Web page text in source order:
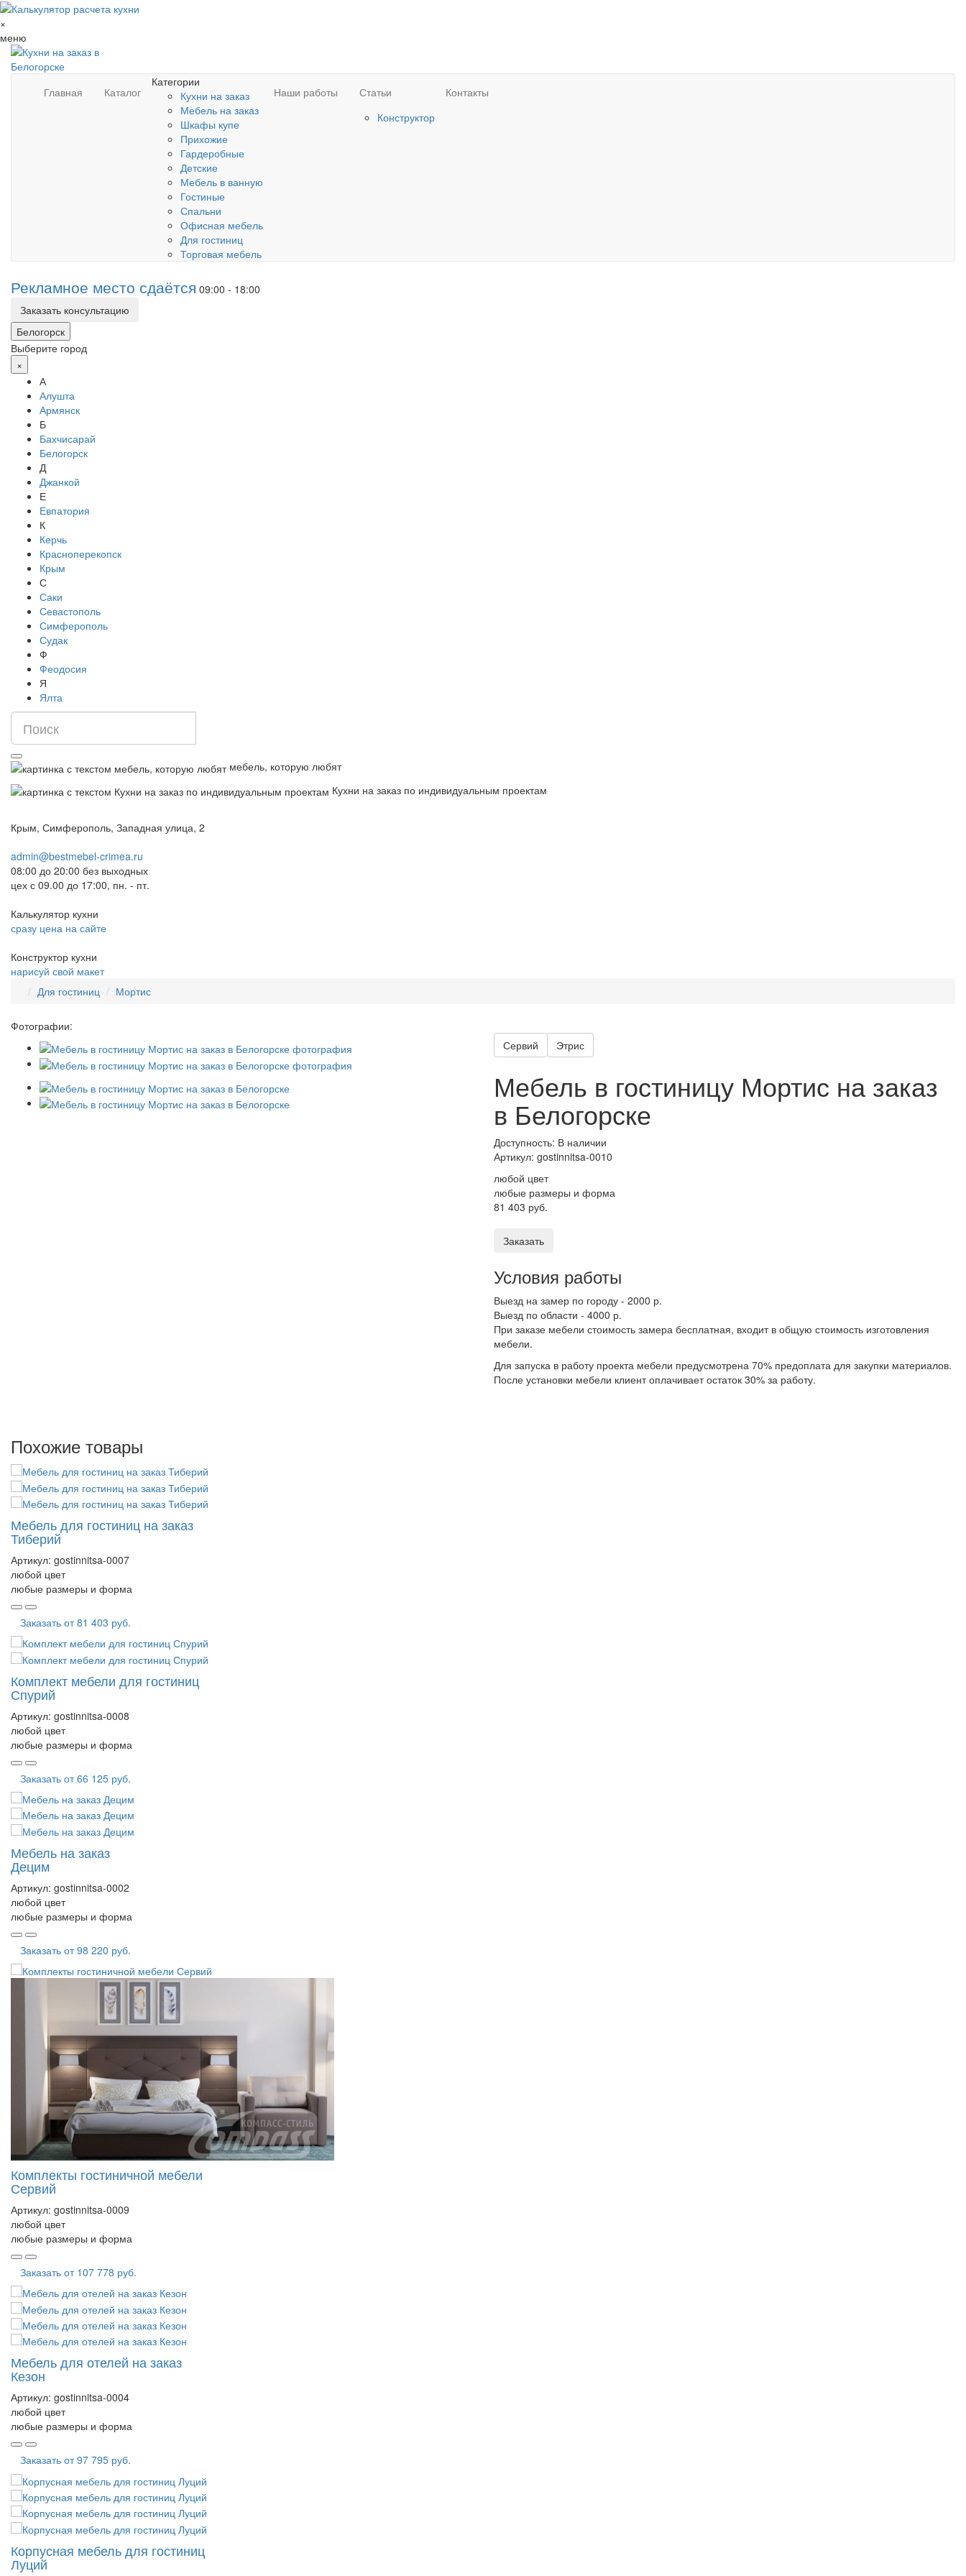
×
меню
Главная Каталог
Категории
Кухни на заказ
Мебель на заказ
Шкафы купе
Прихожие
Гардеробные
Детские
Мебель в ванную
Гостиные
Спальни
Офисная мебель
Для гостиниц
Торговая мебель
Наши работы
Статьи
Конструктор
Контакты
Рекламное место сдаётся 09:00 - 18:00
Заказать консультацию
Белогорск
Выберите город
×
А
Алушта
Армянск
Б
Бахчисарай
Белогорск
Д
Джанкой
Е
Евпатория
К
Керчь
Красноперекопск
Крым
С
Саки
Севастополь
Симферополь
Судак
Ф
Феодосия
Я
Ялта
мебель, которую любят
Кухни на заказ по индивидуальным проектам
Крым, Симферополь, Западная улица, 2
admin@bestmebel-crimea.ru
08:00 до 20:00 без выходных
цех с 09.00 до 17:00, пн. - пт.
Калькулятор кухни
сразу цена на сайте
Конструктор кухни
нарисуй свой макет
Для гостиниц
Мортис
Фотографии:
Сервий
Этрис
Мебель в гостиницу Мортис на заказ
в Белогорске
Доступность: В наличии
Артикул: gostinnitsa-0010
любой цвет
любые размеры и форма
81 403 руб.
Заказать
Условия работы
Выезд на замер по городу - 2000 р.
Выезд по области - 4000 р.
При заказе мебели стоимость замера бесплатная, входит в общую стоимость изготовления
мебели.
Для запуска в работу проекта мебели предусмотрена 70% предоплата для закупки материалов.
После установки мебели клиент оплачивает остаток 30% за работу.
Похожие товары
Мебель для гостиниц на заказ
Тиберий
Артикул: gostinnitsa-0007
любой цвет
любые размеры и форма
Заказать от81 403 руб.
Комплект мебели для гостиниц
Спурий
Артикул: gostinnitsa-0008
любой цвет
любые размеры и форма
Заказать от66 125 руб.
Мебель на заказ
Децим
Артикул: gostinnitsa-0002
любой цвет
любые размеры и форма
Заказать от98 220 руб.
Комплекты гостиничной мебели
Сервий
Артикул: gostinnitsa-0009
любой цвет
любые размеры и форма
Заказать от 107 778 руб.
Мебель для отелей на заказ
Кезон
Артикул: gostinnitsa-0004
любой цвет
любые размеры и форма
Заказать от97 795 руб.
Корпусная мебель для гостиниц
Луций